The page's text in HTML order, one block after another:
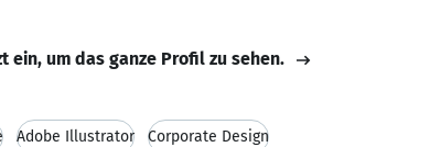
ein, um das ganze Profil zu sehen.
Adobe Illustrator Corporate Design